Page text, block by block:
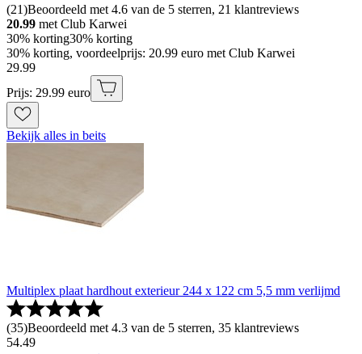
(21)Beoordeeld met 4.6 van de 5 sterren, 21 klantreviews
20.99 met Club Karwei
30% korting30% korting
30% korting, voordeelprijs: 20.99 euro met Club Karwei
29.99
Prijs: 29.99 euro
Bekijk alles in beits
Multiplex plaat hardhout exterieur 244 x 122 cm 5,5 mm verlijmd
(35)Beoordeeld met 4.3 van de 5 sterren, 35 klantreviews
54.49